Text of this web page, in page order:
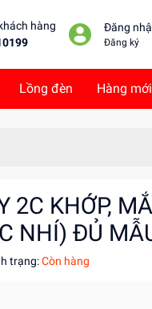
hàng
Đăng
Đăng ký
Lồng đèn Hàng mới
2C KHỚP,
NHÍ) ĐỦ
trạng:Còn hàng